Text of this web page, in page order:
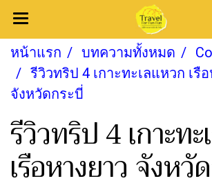
หน้าแรก บทความทั้งหมด
รีวิวทริป 4 เกาะทะเลแหวก เรื
จังหวัดกระบี่
รีวิวทริป 4 เกาะท
เรือหางยาว จังหวั